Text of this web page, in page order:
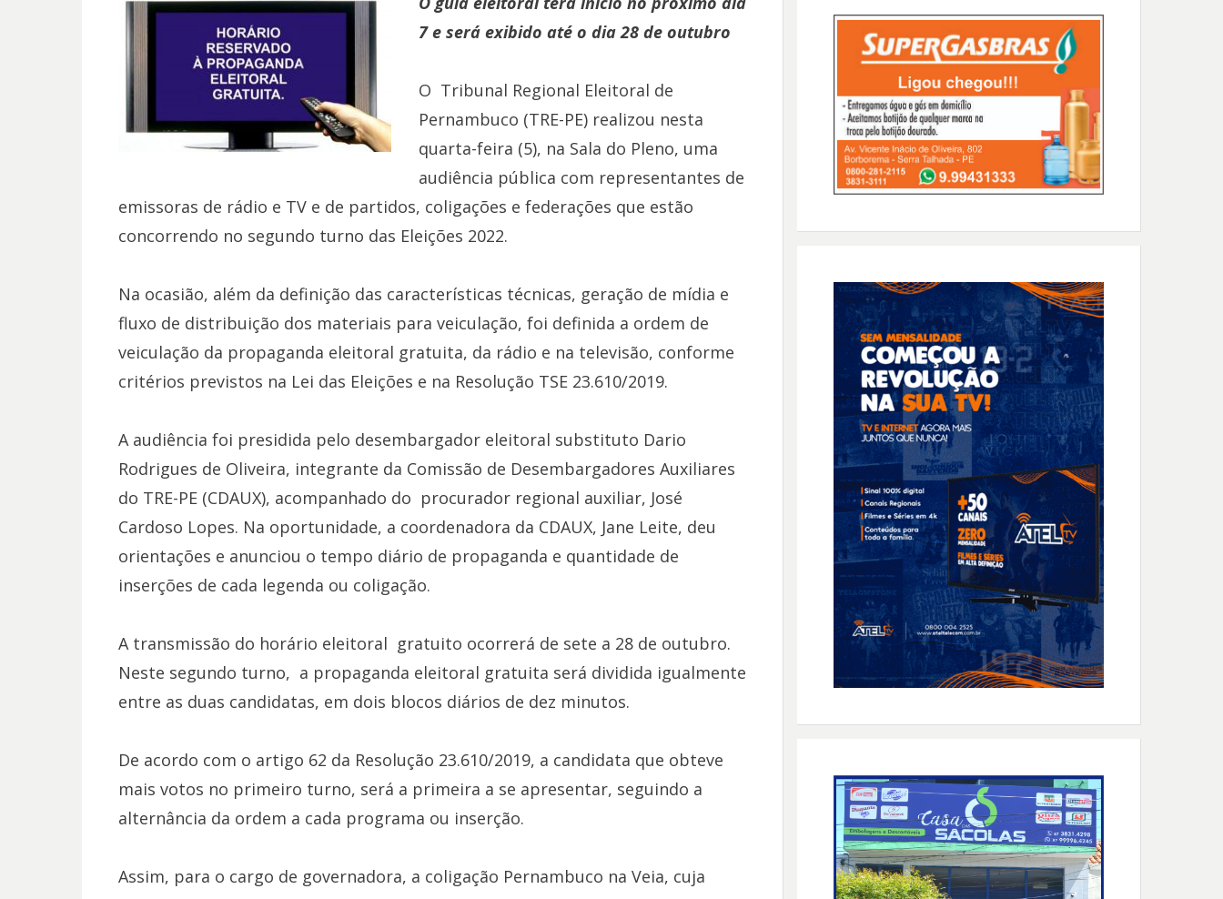
7 e será exibido até o dia 28 de outubro
O Tribunal Regional Eleitoral de
Pernambuco (TRE-PE) realizou nesta
quarta-feira (5), na Sala do Pleno, uma
audiência pública com representantes de
emissoras de rádio e TV e de partidos, coligações e federações que estão
concorrendo no segundo turno das Eleições 2022.
Na ocasião, além da definição das características técnicas, geração de mídia e
fluxo de distribuição dos materiais para veiculação, foi definida a ordem de
veiculação da propaganda eleitoral gratuita, da rádio e na televisão, conforme
critérios previstos na Lei das Eleições e na Resolução TSE 23.610/2019.
A audiência foi presidida pelo desembargador eleitoral substituto Dario
Rodrigues de Oliveira, integrante da Comissão de Desembargadores Auxiliares
do TRE-PE (CDAUX), acompanhado do procurador regional auxiliar, José
Cardoso Lopes. Na oportunidade, a coordenadora da CDAUX, Jane Leite, deu
orientações e anunciou o tempo diário de propaganda e quantidade de
inserções de cada legenda ou coligação.
A transmissão do horário eleitoral gratuito ocorrerá de sete a 28 de outubro.
Neste segundo turno, a propaganda eleitoral gratuita será dividida igualmente
entre as duas candidatas, em dois blocos diários de dez minutos.
De acordo com o artigo 62 da Resolução 23.610/2019, a candidata que obteve
mais votos no primeiro turno, será a primeira a se apresentar, seguindo a
alternância da ordem a cada programa ou inserção.
Assim, para o cargo de governadora, a coligação Pernambuco na Veia, cuja